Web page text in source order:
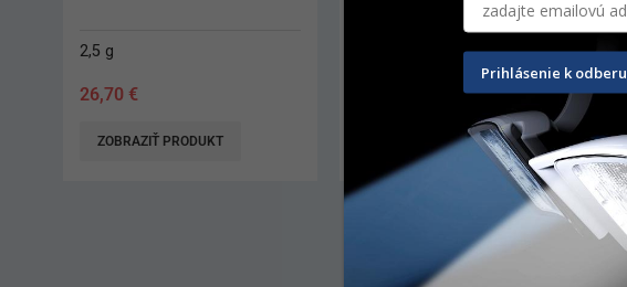
5 kg
55,00 €
ZOBRAZIŤ PRODUKT
AKCIA 4 + 1 ZDARMA*. Platí na
všetky doplnkové balenia (nie je
možné miešať rôzne typy). Platí
predbežne do 31.7. 2026, potom
ZOBRAZIŤ PRODUKT
Prihlásenie k odberu